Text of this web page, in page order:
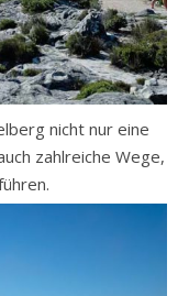
nicht nur eine
zahlreiche Wege,